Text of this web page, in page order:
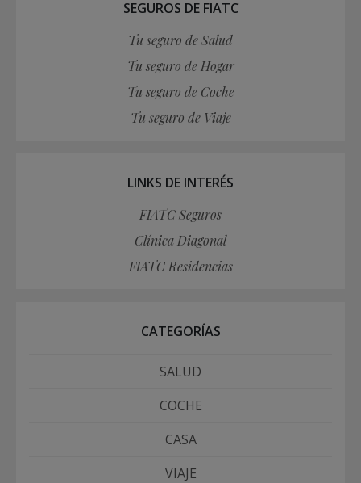
SEGUROS DE FIATC
Tu seguro de Salud
Tu seguro de Hogar
Tu seguro de Coche
Tu seguro de Viaje
LINKS DE INTERÉS
FIATC Seguros
Clínica Diagonal
FIATC Residencias
CATEGORÍAS
SALUD
COCHE
CASA
VIAJE